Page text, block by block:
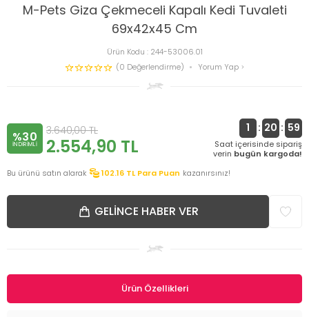
M-Pets Giza Çekmeceli Kapalı Kedi Tuvaleti
69x42x45 Cm
Ürün Kodu : 244-53006.01
(0 Değerlendirme)
Yorum Yap
%30
INDIRIMLI
3.640,00TL
2.554,90 TL
1 : 20 : 59
Saat içerisinde sipariş
verin bugün kargoda!
Bu ürünü satın alarak
102.16 TL Para Puan kazanırsınız!
GELINCE HABER VER
Ürün Özellikleri